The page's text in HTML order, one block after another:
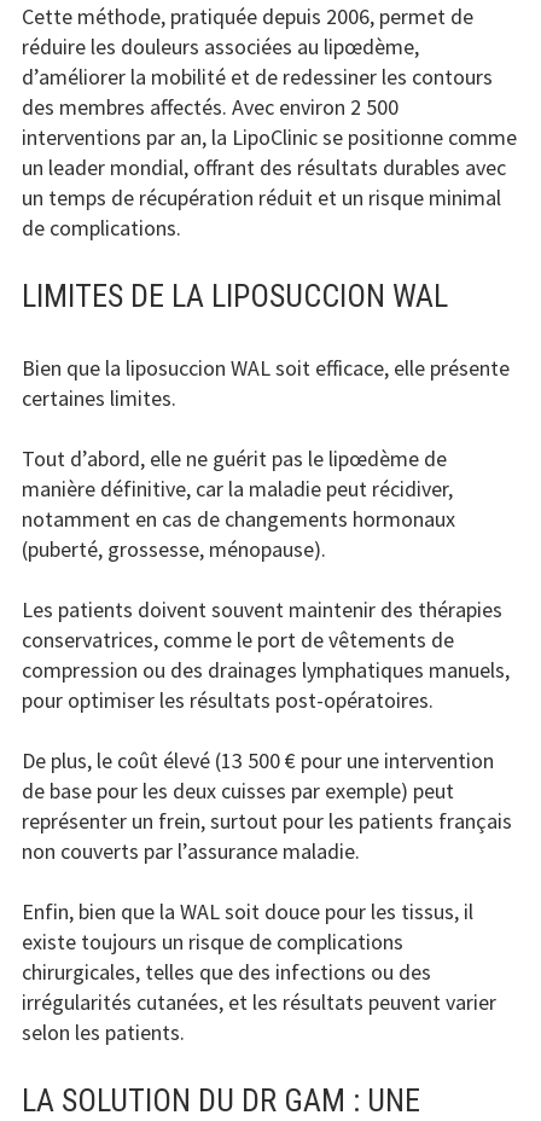
Cette méthode, pratiquée depuis 2006, permet de
réduire les douleurs associées au lipœdème,
d’améliorer la mobilité et de redessiner les contours
des membres affectés. Avec environ 2 500
interventions par an, la LipoClinic se positionne comme
un leader mondial, offrant des résultats durables avec
un temps de récupération réduit et un risque minimal
de complications.
LIMITES DE LA LIPOSUCCION WAL
Bien que la liposuccion WAL soit efficace, elle présente
certaines limites.
Tout d’abord, elle ne guérit pas le lipœdème de
manière définitive, car la maladie peut récidiver,
notamment en cas de changements hormonaux
(puberté, grossesse, ménopause).
Les patients doivent souvent maintenir des thérapies
conservatrices, comme le port de vêtements de
compression ou des drainages lymphatiques manuels,
pour optimiser les résultats post-opératoires.
De plus, le coût élevé (13 500 € pour une intervention
de base pour les deux cuisses par exemple) peut
représenter un frein, surtout pour les patients français
non couverts par l’assurance maladie.
Enfin, bien que la WAL soit douce pour les tissus, il
existe toujours un risque de complications
chirurgicales, telles que des infections ou des
irrégularités cutanées, et les résultats peuvent varier
selon les patients.
LA SOLUTION DU DR GAM : UNE